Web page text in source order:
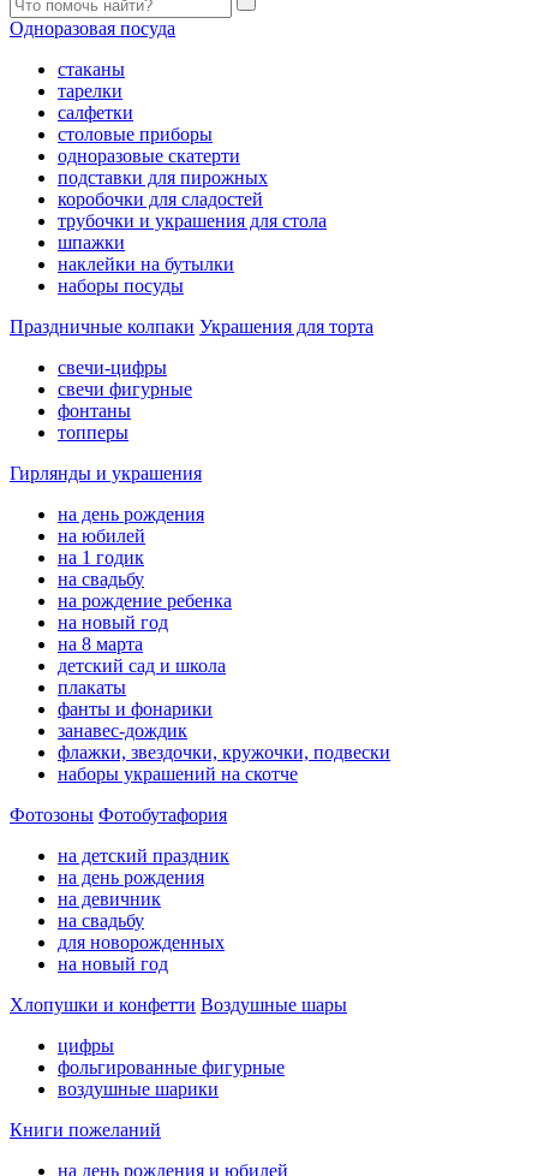
Одноразовая посуда
стаканы
тарелки
салфетки
столовые приборы
одноразовые скатерти
подставки для пирожных
коробочки для сладостей
трубочки и украшения для стола
шпажки
наклейки на бутылки
наборы посуды
Праздничные колпаки Украшения для торта
свечи-цифры
свечи фигурные
фонтаны
топперы
Гирлянды и украшения
на день рождения
на юбилей
на 1 годик
на свадьбу
на рождение ребенка
на новый год
на 8 марта
детский сад и школа
плакаты
фанты и фонарики
занавес-дождик
флажки, звездочки, кружочки, подвески
наборы украшений на скотче
Фотозоны Фотобутафория
на детский праздник
на день рождения
на девичник
на свадьбу
для новорожденных
на новый год
Хлопушки и конфетти Воздушные шары
цифры
фольгированные фигурные
воздушные шарики
Книги пожеланий
на день рождения и юбилей